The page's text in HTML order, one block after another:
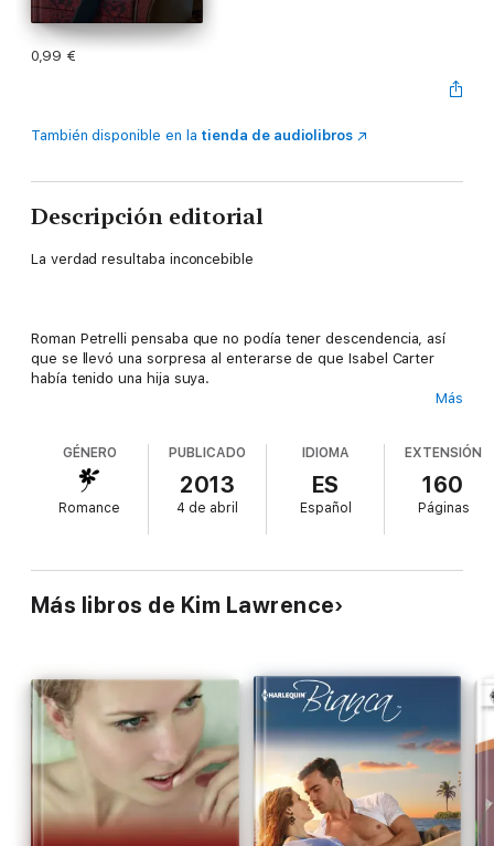
0,99 €
También disponible en la tienda de audiolibros
Descripción editorial
La verdad resultaba inconcebible
Roman Petrelli pensaba que no podía tener descendencia, así
que se llevó una sorpresa al enterarse de que Isabel Carter
había tenido una hija suya.
siempre quiso tener.
Cuando Roman exigió formar parte de la vida de Lily, a Izzy le
aterró que pretendiera arrebatársela. Pero Roman no iba a
darse por vencido y usaría las armas que fueran necesarias
Más
GÉNERO
Romance
PUBLICADO
2013
4 de abril
IDIOMA
ES
Español
EXTENSIÓN
160
Páginas
Más libros de Kim Lawrence